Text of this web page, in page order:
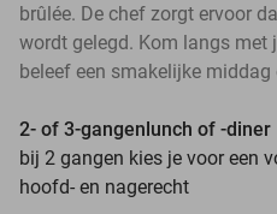
brûlée. De chef zorgt ervoor
wordt gelegd. Kom langs met
beleef een smakelijke
2- of 3-gangenlunch of -diner
bij 2 gangen kies je voor een
hoofd- en nagerecht